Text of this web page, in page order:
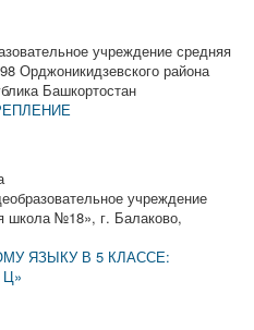
учреждение средняя
Орджоникидзевского района
Башкортостан
учреждение
школа №18», г. Балаково,
ЯЗЫКУ В 5 КЛАССЕ: